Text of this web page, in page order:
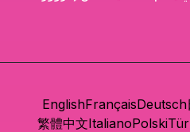
EnglishFrançaisDeutsch
繁體中文ItalianoPolski